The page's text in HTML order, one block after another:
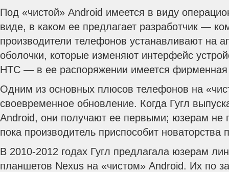
Под «чистой» Android имеется в виду
виде, в каком ее предлагает разработчик —
производители телефонов устанавливают на
оболочки, которые изменяют интерфейс
HTC — в ее распоряжении имеется фирменная
Одним из основных плюсов телефонов на
своевременное обновление. Когда Гугл
Android, они получают ее первыми; юзерам не
пока производитель приспособит новаторства
В 2010-2012 годах Гугл предлагала юзерам
планшетов Nexus на «чистом» Android. Их по